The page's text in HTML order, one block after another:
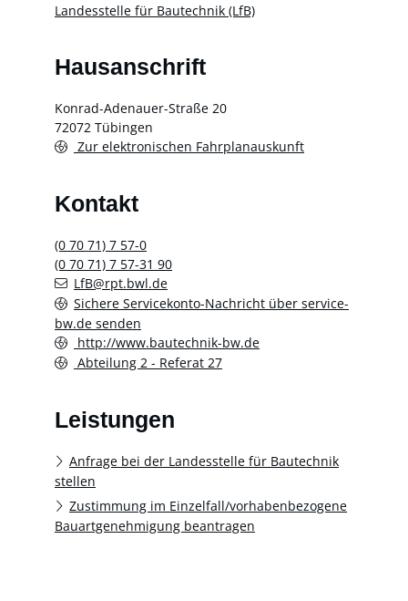
Landesstelle für Bautechnik (LfB)
Hausanschrift
Konrad-Adenauer-Straße 20
72072 Tübingen
Zur elektronischen Fahrplanauskunft
Kontakt
(0 70 71) 7 57-0
(0 70 71) 7 57-31 90
LfB@rpt.bwl.de
Sichere Servicekonto-Nachricht über service-
bw.de senden
http://www.bautechnik-bw.de
Abteilung 2 - Referat 27
Leistungen
Anfrage bei der Landesstelle für Bautechnik
stellen
Zustimmung im Einzelfall/vorhabenbezogene
Bauartgenehmigung beantragen